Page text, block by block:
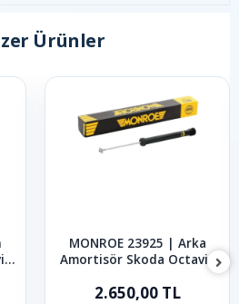
Ürünler
MONROE 23925 | Arka
Amortisör Skoda Octavia
2.650,00 TL